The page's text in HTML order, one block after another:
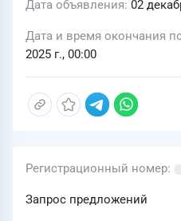
Дата объявления 02
Дата и время окончания
2025 г., 00:00
Регистрационный номер
Запрос предложений